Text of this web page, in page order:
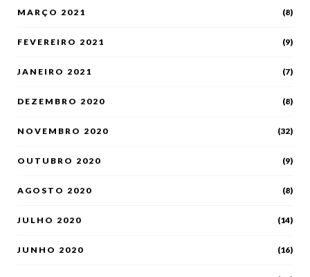
MARÇO 2021 (8)
FEVEREIRO 2021 (9)
JANEIRO 2021 (7)
DEZEMBRO 2020 (8)
NOVEMBRO 2020 (32)
OUTUBRO 2020 (9)
AGOSTO 2020 (8)
JULHO 2020 (14)
JUNHO 2020 (16)